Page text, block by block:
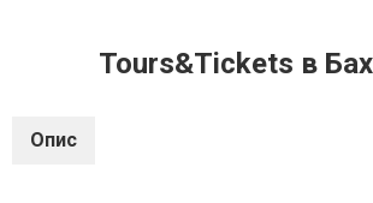
Tours&Tickets в
Опис